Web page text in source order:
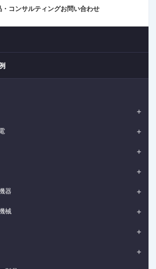
・コンサルティングお問い合わせ
器
械